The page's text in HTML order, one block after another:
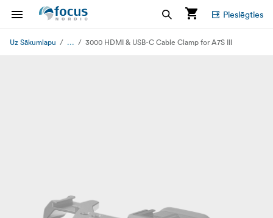
Pieslēgties
Uz Sākumlapu ... 3000 HDMI & USB-C Cable Clamp for A7S III